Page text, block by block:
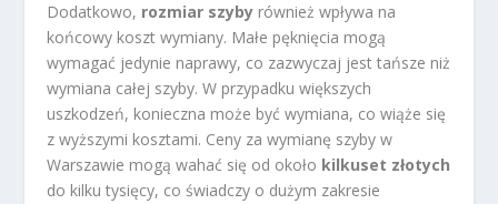
Dodatkowo, rozmiar szyby również wpływa na
końcowy koszt wymiany. Małe pęknięcia mogą
wymagać jedynie naprawy, co zazwyczaj jest tańsze niż
wymiana całej szyby. W przypadku większych
uszkodzeń, konieczna może być wymiana, co wiąże się
z wyższymi kosztami. Ceny za wymianę szyby w
Warszawie mogą wahać się od około kilkuset złotych
do kilku tysięcy, co świadczy o dużym zakresie